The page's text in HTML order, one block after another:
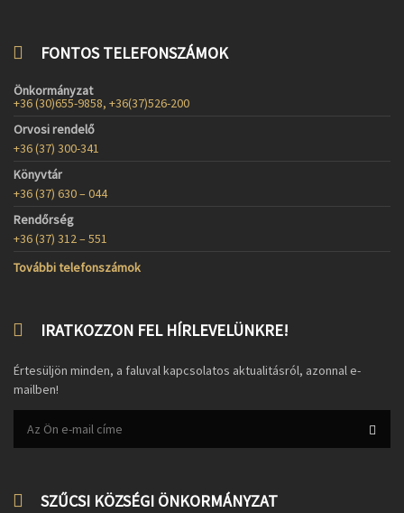
FONTOS TELEFONSZÁMOK
Önkormányzat
+36 (30)655-9858, +36(37)526-200
Orvosi rendelő
+36 (37) 300-341
Könyvtár
+36 (37) 630 – 044
Rendőrség
+36 (37) 312 – 551
További telefonszámok
IRATKOZZON FEL HÍRLEVELÜNKRE!
Értesüljön minden, a faluval kapcsolatos aktualitásról, azonnal e-
mailben!
SZŰCSI KÖZSÉGI ÖNKORMÁNYZAT